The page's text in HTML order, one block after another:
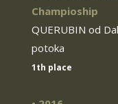
Champioship
QUERUBIN od
potoka
1th place